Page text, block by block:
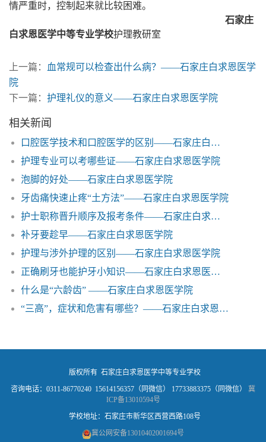
情严重时，控制起来就比较困难。
石家庄
白求恩医学中等专业学校护理教研室
上一篇：
血常规可以检查出什么病？——石家庄白求恩医学
院
下一篇： 护理礼仪的意义——石家庄白求恩医学院
相关新闻
口腔医学技术和口腔医学的区别——石家庄白求恩医学院
护理专业可以考哪些证——石家庄白求恩医学院
泡脚的好处——石家庄白求恩医学院
牙齿痛快速止疼“土方法”——石家庄白求恩医学院
护士职称晋升顺序及报考条件——石家庄白求恩医学院
补牙要趁早——石家庄白求恩医学院
护理与涉外护理的区别——石家庄白求恩医学院
正确刷牙也能护牙小知识——石家庄白求恩医学院
什么是“六龄齿” ——石家庄白求恩医学院
“三高”，症状和危害有哪些？——石家庄白求恩医学院
版权所有 石家庄白求恩医学中等专业学校
咨询电话：0311-86770240 15614156357（同微信） 17733883375（同微信） 冀
ICP备13010594号
学校地址：石家庄市新华区西营西路108号
冀公网安备13010402001694号